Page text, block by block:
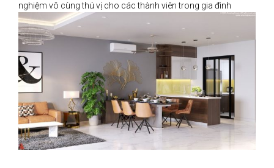
nghiệm vô cùng thú vị cho các thành viên trong gia đình